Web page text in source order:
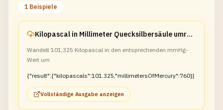
1 Beispiele
Kilopascal in Millimeter Quecksilbersäule umrechnen
Wandelt 101,325 Kilopascal in den entsprechenden mmHg-
Wert um
{"result":{"kilopascals":101.325,"millimetersOfMercury":760}}
Vollständige Ausgabe anzeigen